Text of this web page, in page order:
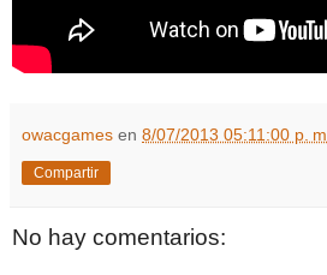
owacgames en 8/07/2013 05:11:00 p. m.
Compartir
No hay comentarios: